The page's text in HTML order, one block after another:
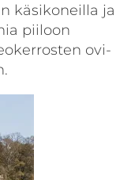
käsikoneilla ja
piiloon
ovi-